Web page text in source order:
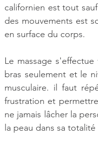
californien est tout
des mouvements est
en surface du corps.
Le massage
bras seulement et le
musculaire. il faut
frustration et
ne jamais lâcher la
la peau dans sa